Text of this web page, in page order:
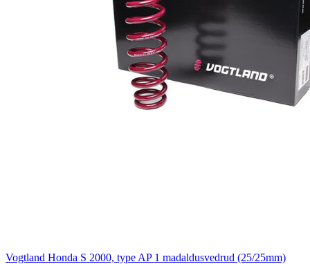
Vogtland Honda S 2000, type AP 1 madaldusvedrud (25/25mm)